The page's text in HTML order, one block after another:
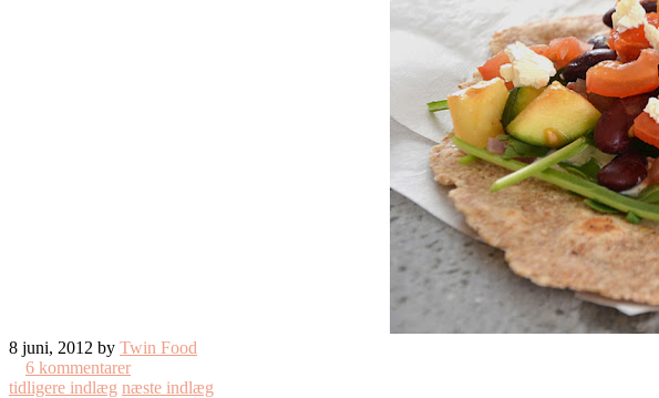
8 juni, 2012 by Twin Food
6 kommentarer
tidligere indlæg næste indlæg